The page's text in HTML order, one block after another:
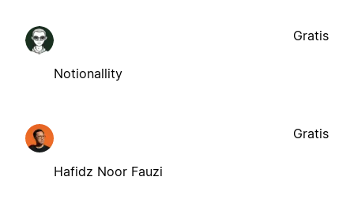
Notionallity
Gratis
Hafidz Noor Fauzi
Gratis